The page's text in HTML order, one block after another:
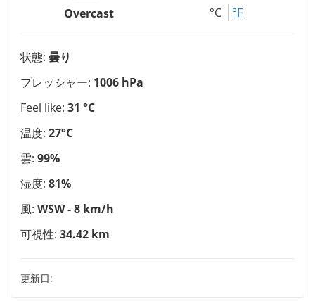
Overcast °C °F
状態: 曇り
プレッシャー: 1006 hPa
Feel like: 31 °C
温度: 27°C
雲: 99%
湿度: 81%
風: WSW - 8 km/h
可視性: 34.42 km
更新日: